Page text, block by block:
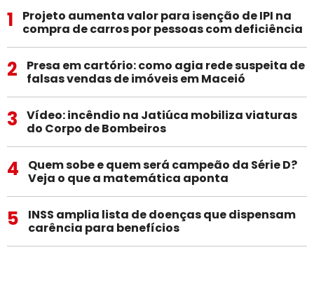
1
Projeto aumenta valor para isenção de IPI na
compra de carros por pessoas com deficiência
2
Presa em cartório: como agia rede suspeita de
falsas vendas de imóveis em Maceió
3
Vídeo: incêndio na Jatiúca mobiliza viaturas
do Corpo de Bombeiros
4
Quem sobe e quem será campeão da Série D?
Veja o que a matemática aponta
5
INSS amplia lista de doenças que dispensam
carência para benefícios